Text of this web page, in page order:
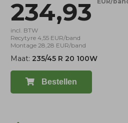
234,93
incl. BTW
Recytyre 4,55 EUR/band
Montage 28,28 EUR/band
Maat: 235/45 R 20 100W
Bestellen